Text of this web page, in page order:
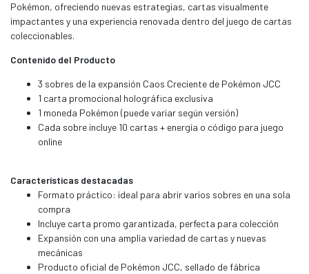
Pokémon, ofreciendo nuevas estrategias, cartas visualmente
impactantes y una experiencia renovada dentro del juego de cartas
coleccionables.
Contenido del Producto
3 sobres de la expansión Caos Creciente de Pokémon JCC
1 carta promocional holográfica exclusiva
1 moneda Pokémon (puede variar según versión)
Cada sobre incluye 10 cartas + energía o código para juego
online
Características destacadas
Formato práctico: ideal para abrir varios sobres en una sola
compra
Incluye carta promo garantizada, perfecta para colección
Expansión con una amplia variedad de cartas y nuevas
mecánicas
Producto oficial de Pokémon JCC, sellado de fábrica